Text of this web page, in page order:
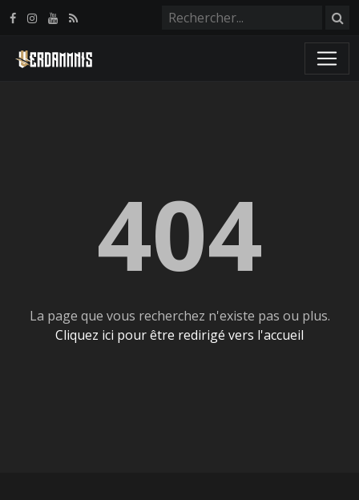
404
La page que vous recherchez n'existe pas ou plus.
Cliquez ici pour être redirigé vers l'accueil
Panneau de gestion des cookies